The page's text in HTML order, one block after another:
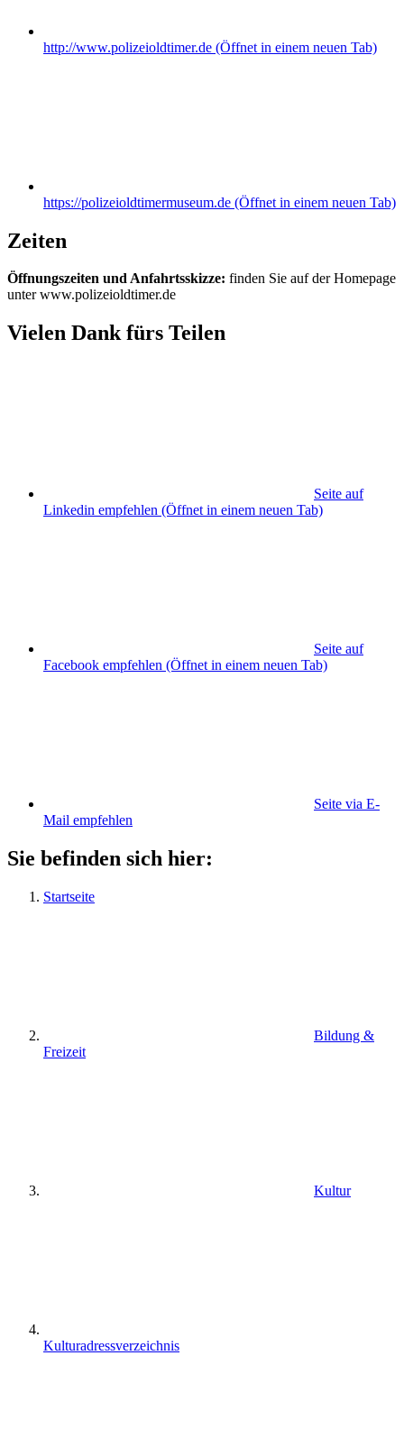
http://www.polizeioldtimer.de (Öffnet in einem neuen Tab)
https://polizeioldtimermuseum.de (Öffnet in einem neuen Tab)
Zeiten
Öffnungszeiten und Anfahrtsskizze: finden Sie auf der Homepage
unter www.polizeioldtimer.de
Vielen Dank fürs Teilen
Seite auf
Linkedin empfehlen (Öffnet in einem neuen Tab)
Seite auf
Facebook empfehlen (Öffnet in einem neuen Tab)
Seite via E-
Mail empfehlen
Sie befinden sich hier:
Startseite
Bildung &
Freizeit
Kultur
Kulturadressverzeichnis